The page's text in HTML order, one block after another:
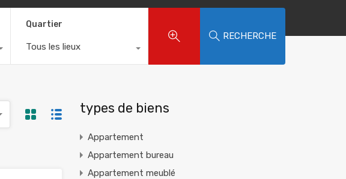
Quartier
Tous les lieux
RECHERCHE
types de biens
Appartement
Appartement bureau
Appartement meublé